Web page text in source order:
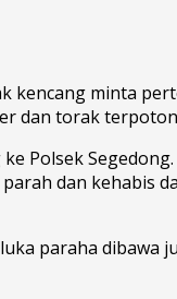
minta
dan torak
Polsek
dan
paraha